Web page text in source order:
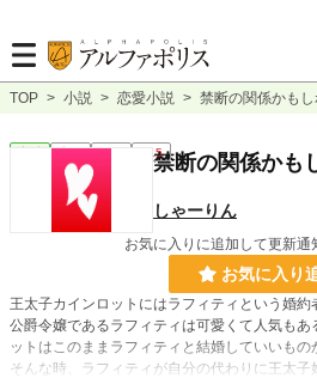
TOP > 小説 > 恋愛小説 > 禁断の関係かも
完結 短編 R15禁断の関係かも
しゃーりん
お気に入りに追加して更新通
お気に入り
王太子カインロットにはラフィティという婚約
公爵令嬢であるラフィティは可愛くて人気も
ットはこのままラフィティと結婚していいもの
そんな時、ラフィティが自分の代わりに王太